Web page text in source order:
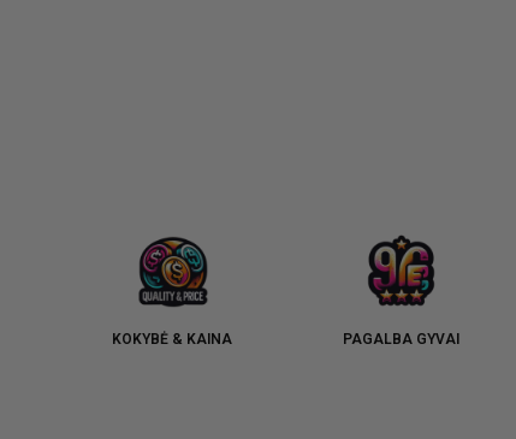
KOKYBĖ & KAINA PAGALBA GYVAI